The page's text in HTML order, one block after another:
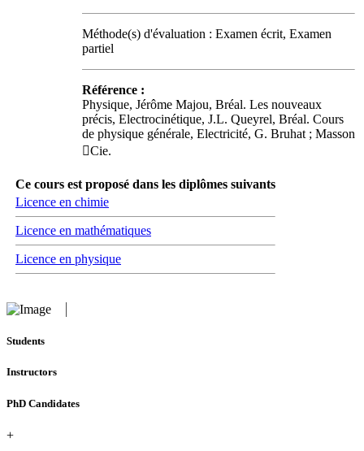
Méthode(s) d'évaluation : Examen écrit, Examen
partiel
Référence :
Physique, Jérôme Majou, Bréal. Les nouveaux
précis, Electrocinétique, J.L. Queyrel, Bréal. Cours
de physique générale, Electricité, G. Bruhat ; Masson
Cie.
Ce cours est proposé dans les diplômes suivants
Licence en chimie
Licence en mathématiques
Licence en physique
Students
Instructors
PhD Candidates
+